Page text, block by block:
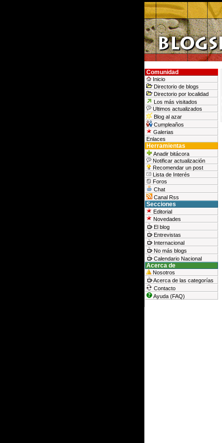
Comunidad
Inicio
Directorio de blogs
Directorio por localidad
Los más visitados
Ultimos actualizados
Blog al azar
Cumpleaños
Galerias
Enlaces
Herramientas
Anadir bitácora
Notificar actualización
Recomendar un post
Lista de Interés
Foros
Chat
Canal Rss
Secciones
Editorial
Novedades
El blog
Entrevistas
Internacional
No más blogs
Calendario Nacional
Acerca de
Nosotros
Acerca de las categorías
Contacto
Ayuda (FAQ)